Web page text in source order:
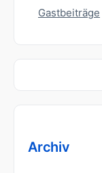
Gastbeiträge
Archiv